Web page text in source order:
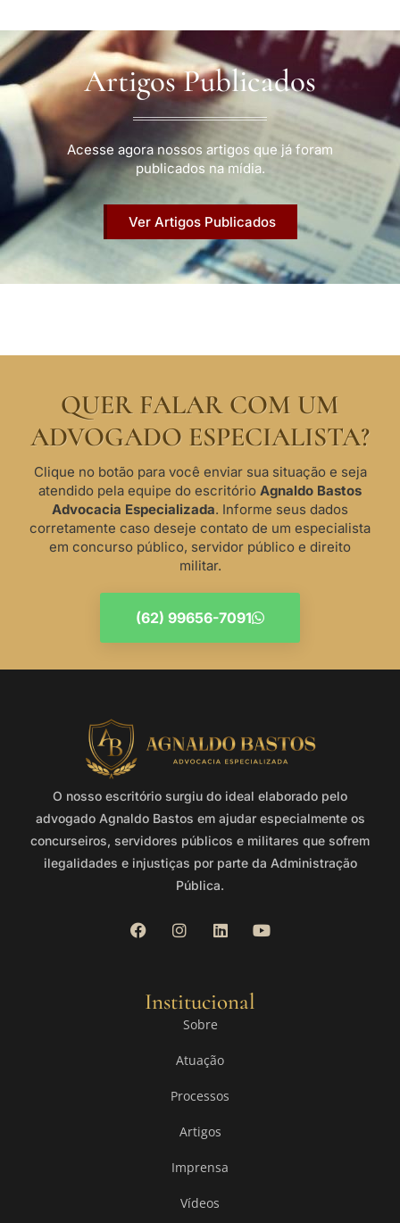
Artigos Publicados
Acesse agora nossos artigos que já foram
publicados na mídia.
Ver Artigos Publicados
QUER FALAR COM UM
ADVOGADO ESPECIALISTA?
Clique no botão para você enviar sua situação e seja
atendido pela equipe do escritório Agnaldo Bastos
Advocacia Especializada. Informe seus dados
corretamente caso deseje contato de um especialista
em concurso público, servidor público e direito
militar.
(62) 99656-7091
O nosso escritório surgiu do ideal elaborado pelo
advogado Agnaldo Bastos em ajudar especialmente os
concurseiros, servidores públicos e militares que sofrem
ilegalidades e injustiças por parte da Administração
Pública.
Institucional
Sobre
Atuação
Processos
Artigos
Imprensa
Vídeos